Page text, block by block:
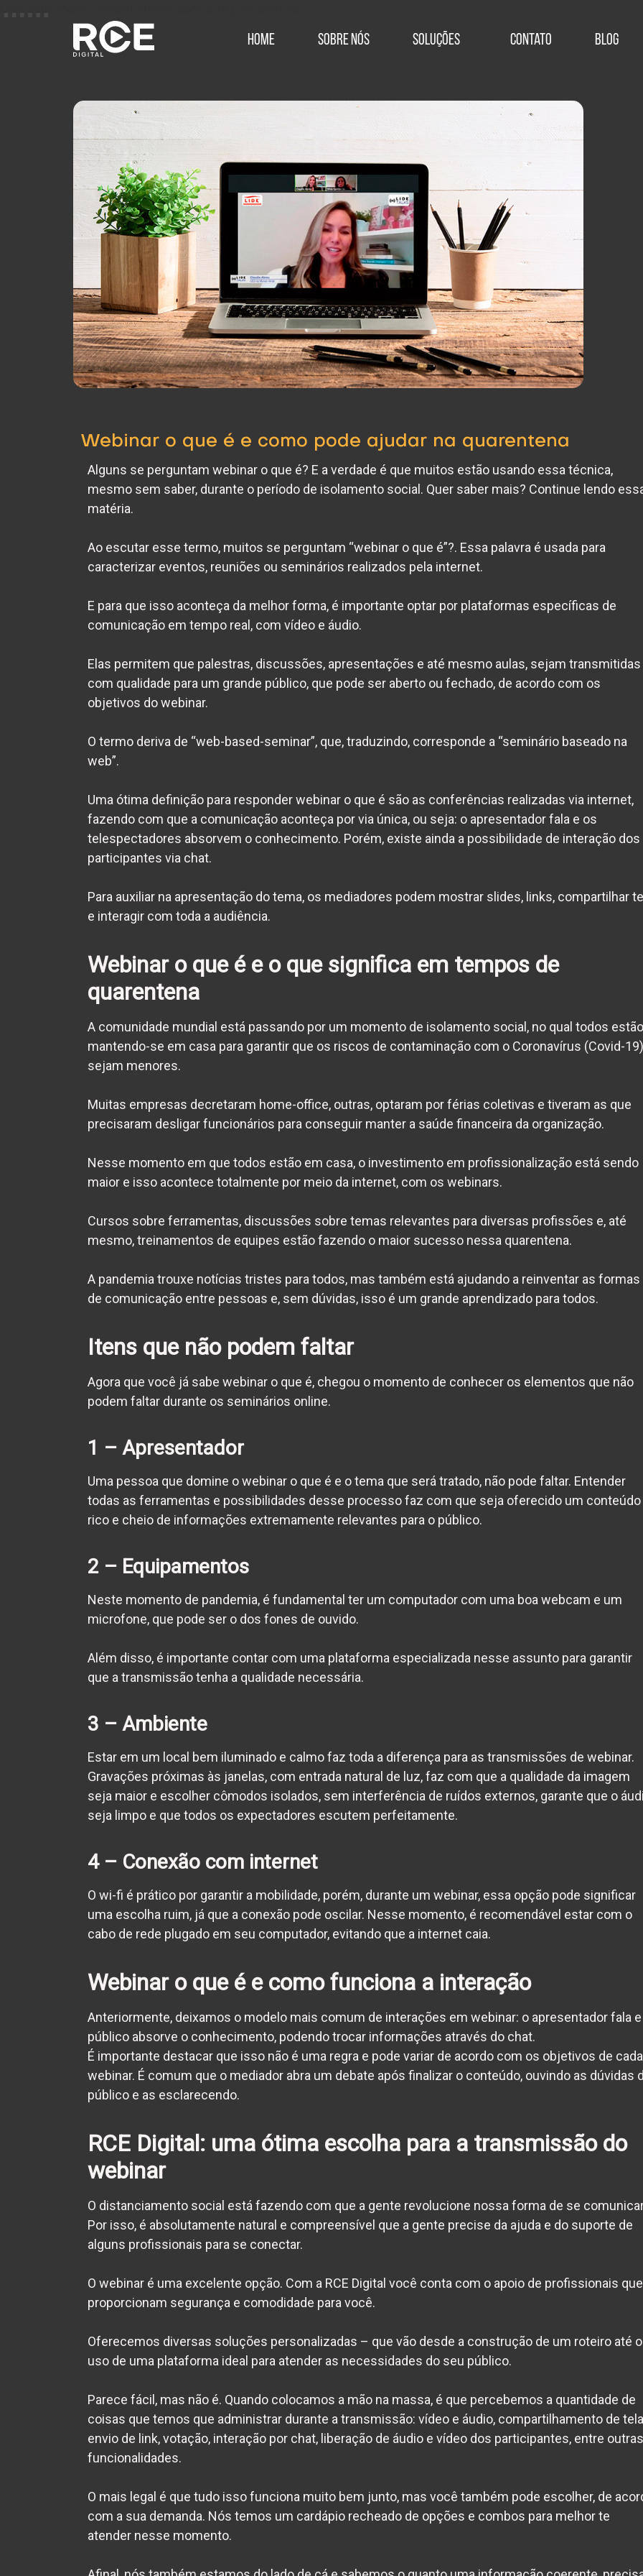
Home Sobre Nós Soluções Contato Blog
Webinar o que é e como pode ajudar na quarentena
Alguns se perguntam webinar o que é? E a verdade é que muitos estão usando essa técnica,
mesmo sem saber, durante o período de isolamento social. Quer saber mais? Continue lendo
matéria.
Ao escutar esse termo, muitos se perguntam “webinar o que é”?. Essa palavra é usada para
caracterizar eventos, reuniões ou seminários realizados pela internet.
E para que isso aconteça da melhor forma, é importante optar por plataformas específicas de
comunicação em tempo real, com vídeo e áudio.
Elas permitem que palestras, discussões, apresentações e até mesmo aulas, sejam transmitidas
com qualidade para um grande público, que pode ser aberto ou fechado, de acordo com os
objetivos do webinar.
O termo deriva de “web-based-seminar”, que, traduzindo, corresponde a “seminário baseado na
web”.
Uma ótima definição para responderwebinar o que é são as conferências realizadas via internet,
fazendo com que a comunicação aconteça por via única, ou seja: o apresentador fala e os
telespectadores absorvem o conhecimento. Porém, existe ainda a possibilidade de interação dos
participantes via chat.
Para auxiliar na apresentação do tema, os mediadores podem mostrar slides, links, compartilhar
e interagir com toda a audiência.
Webinar o que ée o que significa em tempos de
quarentena
A comunidade mundial está passando por um momento de isolamento social, no qual todos estão
mantendo-se em casa para garantir que os riscos de contaminação com o Coronavírus (Covid-19)
sejam menores.
Muitas empresas decretaram home-office, outras, optaram por férias coletivas e tiveram as que
precisaram desligar funcionários para conseguir manter a saúde financeira da organização.
Nesse momento em que todos estão em casa, o investimento em profissionalização está sendo
maior e isso acontece totalmente por meio da internet, com os webinars.
Cursos sobre ferramentas, discussões sobre temas relevantes para diversas profissões e, até
mesmo, treinamentos de equipes estão fazendo o maior sucesso nessa quarentena.
A pandemia trouxe notícias tristes para todos, mas também está ajudando a reinventar as formas
de comunicação entre pessoas e, sem dúvidas, isso é um grande aprendizado para todos.
Itens que não podem faltar
Agora que você já sabe webinar o que é, chegou o momento de conhecer os elementos que não
podem faltar durante os seminários online.
1 – Apresentador
Uma pessoa que domine owebinar o que é e o tema que será tratado, não pode faltar. Entender
todas as ferramentas e possibilidades desse processo faz com que seja oferecido um conteúdo
rico e cheio de informações extremamente relevantes para o público.
2 – Equipamentos
Neste momento de pandemia, é fundamental ter um computador com uma boa webcam e um
microfone, que pode ser o dos fones de ouvido.
Além disso, é importante contar com uma plataforma especializada nesse assunto para garantir
que a transmissão tenha a qualidade necessária.
3 – Ambiente
Estar em um local bem iluminado e calmo faz toda a diferença para as transmissões de webinar.
Gravações próximas às janelas, com entrada natural de luz, faz com que a qualidade da imagem
seja maior e escolher cômodos isolados, sem interferência de ruídos externos, garante que o
seja limpo e que todos os expectadores escutem perfeitamente.
4 – Conexão com internet
O wi-fi é prático por garantir a mobilidade, porém, durante um webinar, essa opção pode significar
uma escolha ruim, já que a conexão pode oscilar. Nesse momento, é recomendável estar com o
cabo de rede plugado em seu computador, evitando que a internet caia.
Webinar o que ée como funciona a interação
Anteriormente, deixamos o modelo mais comum de interações em webinar: o apresentador fala
público absorve o conhecimento, podendo trocar informações através do chat.
É importante destacar que isso não é uma regra e pode variar de acordo com os objetivos de cada
webinar. É comum que o mediador abra um debate após finalizar o conteúdo, ouvindo as dúvidas
público e as esclarecendo.
RCE Digital: uma ótima escolha para a transmissão do
webinar
O distanciamento social está fazendo com que a gente revolucione nossa forma de se
Por isso, é absolutamente natural e compreensível que a gente precise da ajuda e do suporte de
alguns profissionais para se conectar.
O webinar é uma excelente opção. Com a RCE Digital você conta com o apoio de profissionais que
proporcionam segurança e comodidade para você.
Oferecemos diversas soluções personalizadas – que vão desde a construção de um roteiro até o
uso de uma plataforma ideal para atender as necessidades do seu público.
Parece fácil, mas não é. Quando colocamos a mão na massa, é que percebemos a quantidade de
coisas que temos que administrar durante a transmissão: vídeo e áudio, compartilhamento de
envio de link, votação, interação por chat, liberação de áudio e vídeo dos participantes, entre outras
funcionalidades.
O mais legal é que tudo isso funciona muito bem junto, mas você também pode escolher, de
com a sua demanda. Nós temos um cardápio recheado de opções e combos para melhor te
atender nesse momento.